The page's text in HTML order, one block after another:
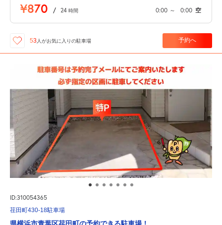
¥870 / 24 時間 0:00 ～ 0:00 空
53 人がお気に入りの駐車場 予約へ
ID:310054365
荏田町430-18駐車場